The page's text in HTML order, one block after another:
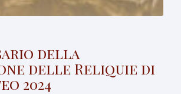
della
delle Reliquie di
2024